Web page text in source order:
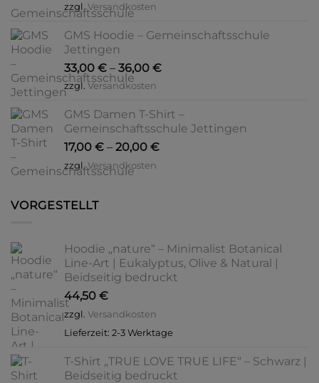
zzgl.Versandkosten
GMS Hoodie – Gemeinschaftsschule
Jettingen
33,00 € – 36,00 €
zzgl. Versandkosten
GMS Damen T-Shirt –
Gemeinschaftsschule Jettingen
17,00 € – 20,00 €
zzgl.Versandkosten
VORGESTELLT
Hoodie „nature“ – Minimalist Botanical
Line-Art | Eukalyptus, Olive & Natural |
Beidseitig bedruckt
44,50 €
zzgl. Versandkosten
Lieferzeit: 2-3 Werktage
T-Shirt „TRUE LOVE TRUE LIFE“ – Schwarz |
Beidseitig bedruckt